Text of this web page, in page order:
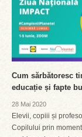
Cum sărbătoresc
educație și fapte
28 Mai 2020
Elevii, copiii și
Copilului prin